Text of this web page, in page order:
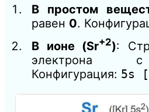
В простом
равен 0.
В ионе (Sr+2):
электрона
Конфигурация: 5s